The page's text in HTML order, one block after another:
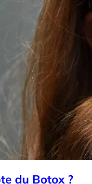
du Botox ?